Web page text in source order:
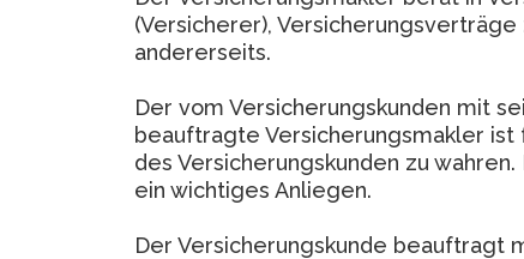
(Versicherer),
andererseits.
Der vom Versicherungskunden mit
beauftragte Versicherungsmakler
des Versicherungskunden zu
ein wichtiges Anliegen.
Der Versicherungskunde beauftragt